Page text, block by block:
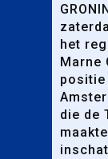
het
Marne
positie
die de